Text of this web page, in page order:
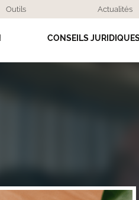
Outils Actualités
CONSEILS